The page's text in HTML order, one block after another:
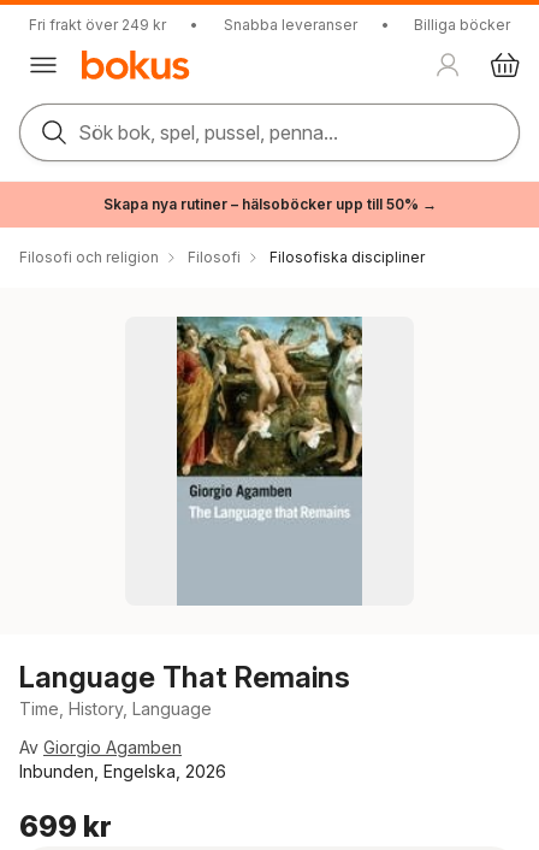
Fri frakt över 249 kr • Snabba leveranser • Billiga böcker
Sök bok, spel, pussel, penna...
Skapa nya rutiner – hälsoböcker upp till 50% →
Filosofi och religion Filosofi Filosofiska discipliner
Language That Remains
Time, History, Language
Av Giorgio Agamben
Inbunden, Engelska, 2026
699 kr